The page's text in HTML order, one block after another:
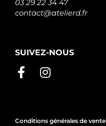
03 29 22 34 47
contact@atelierd.fr
SUIVEZ-NOUS
Conditions générales de vente